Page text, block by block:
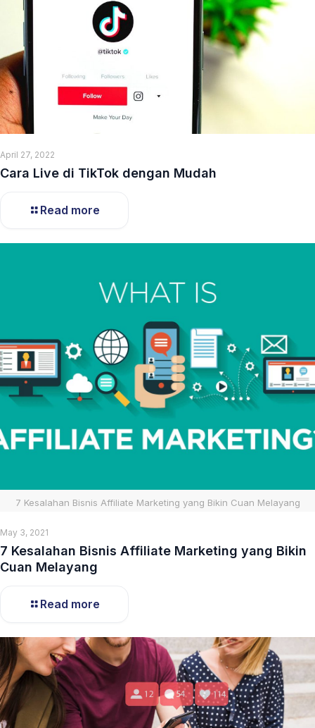
April 27, 2022
Cara Live di TikTok dengan Mudah
Read more
7 Kesalahan Bisnis Affiliate Marketing yang Bikin Cuan Melayang
May 3, 2021
7 Kesalahan Bisnis Affiliate Marketing yang Bikin
Cuan Melayang
Read more